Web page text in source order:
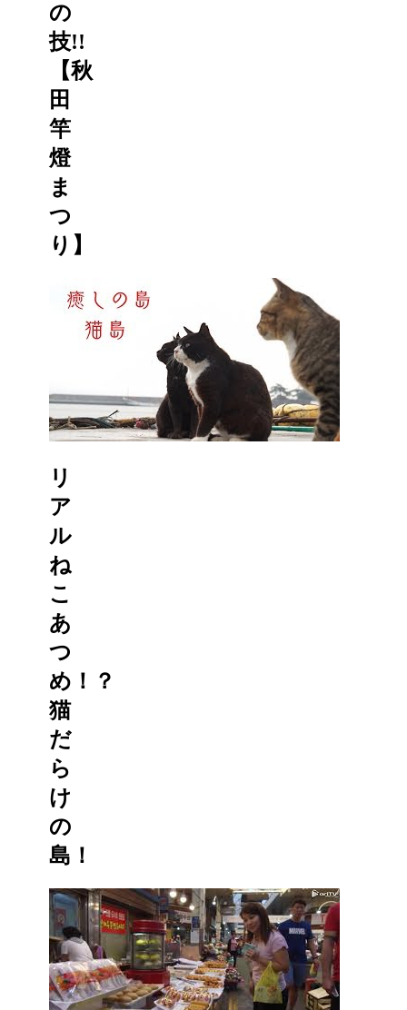
の
技!!
【秋
田
竿
燈
ま
つ
り】
リ
ア
ル
ね
こ
あ
つ
め！？
猫
だ
ら
け
の
島！